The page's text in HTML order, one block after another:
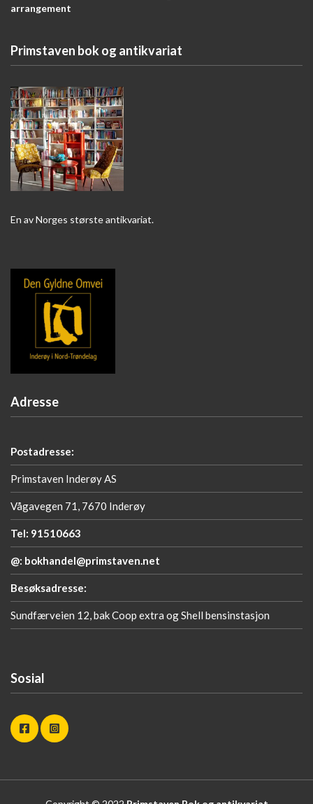
arrangement
Primstaven bok og antikvariat
En av Norges største antikvariat.
Adresse
Postadresse:
Primstaven Inderøy AS
Vågavegen 71, 7670 Inderøy
Tel: 91510663
@: bokhandel@primstaven.net
Besøksadresse:
Sundfærveien 12, bak Coop extra og Shell bensinstasjon
Sosial